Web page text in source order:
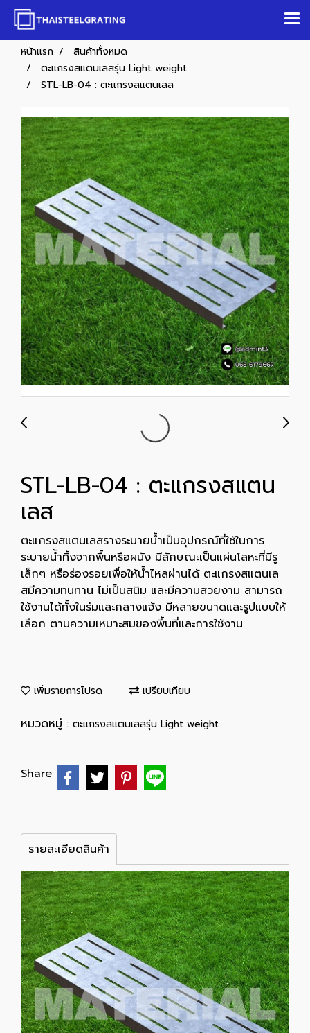
หน้าแรก
สินค้าทั้งหมด
ตะแกรงสแตนเลสรุ่น Light weight
STL-LB-04 : ตะแกรงสแตนเลส
STL-LB-04 : ตะแกรงสแตน
เลส
ตะแกรงสแตนเลสรางระบายน้ำเป็นอุปกรณ์ที่ใช้ในการ
ระบายน้ำทิ้งจากพื้นหรือผนัง มีลักษณะเป็นแผ่นโลหะที่มีรู
เล็กๆ หรือร่องรอยเพื่อให้น้ำไหลผ่านได้ ตะแกรงสแตนเล
สมีความทนทาน ไม่เป็นสนิม และมีความสวยงาม สามารถ
ใช้งานได้ทั้งในร่มและกลางแจ้ง มีหลายขนาดและรูปแบบให้
เลือก ตามความเหมาะสมของพื้นที่และการใช้งาน
เพิ่มรายการโปรด เปรียบเทียบ
หมวดหมู่ : ตะแกรงสแตนเลสรุ่น Light weight
Share
รายละเอียดสินค้า